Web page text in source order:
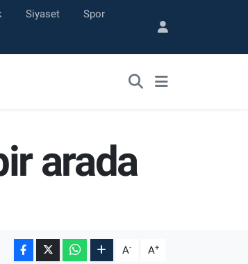
Siyaset Spor
arada
A- A+